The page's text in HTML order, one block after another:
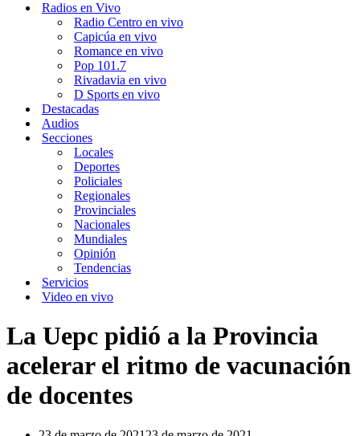
Radios en Vivo
Radio Centro en vivo
Capicúa en vivo
Romance en vivo
Pop 101.7
Rivadavia en vivo
D Sports en vivo
Destacadas
Audios
Secciones
Locales
Deportes
Policiales
Regionales
Provinciales
Nacionales
Mundiales
Opinión
Tendencias
Servicios
Video en vivo
La Uepc pidió a la Provincia
acelerar el ritmo de vacunación
de docentes